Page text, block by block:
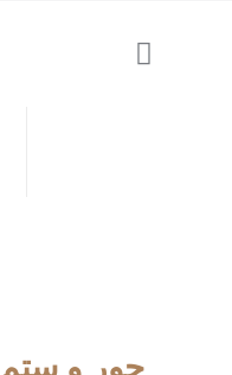
جور و ستم